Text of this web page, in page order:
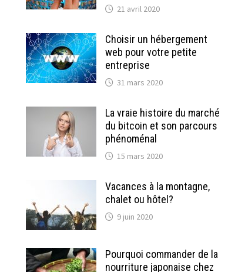
21 avril 2020
Choisir un hébergement
web pour votre petite
entreprise
31 mars 2020
La vraie histoire du marché
du bitcoin et son parcours
phénoménal
15 mars 2020
Vacances à la montagne,
chalet ou hôtel?
9 juin 2020
Pourquoi commander de la
nourriture japonaise chez